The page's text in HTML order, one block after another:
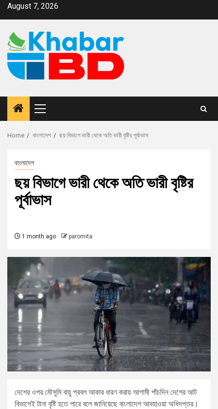
August 7, 2026
Home বাংলাদেশ ছয় বিভাগে ভারী থেকে অতি ভারী বৃষ্টির পূর্বাভাস
বাংলাদেশ
ছয় বিভাগে ভারী থেকে অতি ভারী বৃষ্টির
পূর্বাভাস
1 month ago paromita
দেশের ওপর মৌসুমি বায়ু প্রবল আকার ধারণ করায় আগামী পাঁচদিন দেশের আট
বিভাগেই টানা বৃষ্টি হতে পারে বলে জানিয়েছে বাংলাদেশ আবহাওয়া অধিদপ্তর।